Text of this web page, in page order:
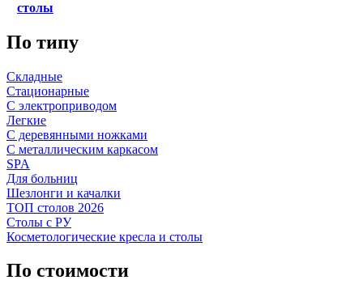
столы
По типу
Складные
Стационарные
С электроприводом
Легкие
С деревянными ножками
С металлическим каркасом
SPA
Для больниц
Шезлонги и качалки
ТОП столов 2026
Столы с РУ
Косметологические кресла и столы
По стоимости